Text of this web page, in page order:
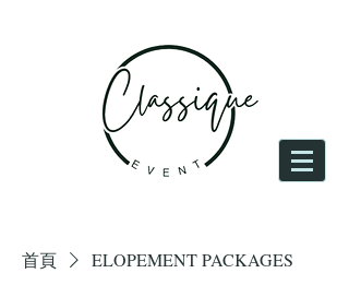
登入
首頁 ELOPEMENT PACKAGES